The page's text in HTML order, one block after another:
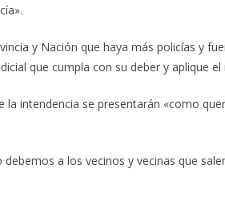
y Nación que haya más policías y
que cumpla con su deber y aplique
la intendencia se presentarán «como
debemos a los vecinos y vecinas que